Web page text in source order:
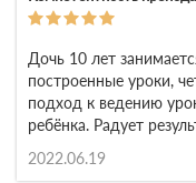
Дочь 10 лет
построенные уроки,
подход к ведению
ребёнка. Радует
2022.06.19